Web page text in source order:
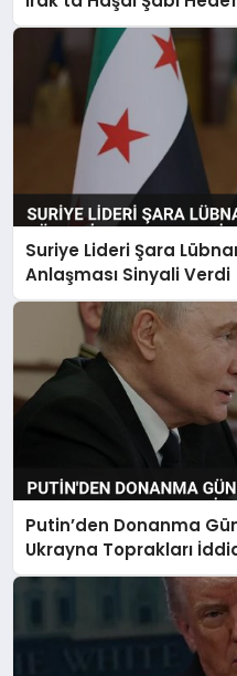
Suriye Lideri Şara
Anlaşması Sinyali Verdi
Putin’den Donanma
Ukrayna Toprakları